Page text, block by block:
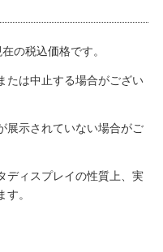
の税込価格です。
たは中止する場合がござい
展示されていない場合がご
ディスプレイの性質上、実
。